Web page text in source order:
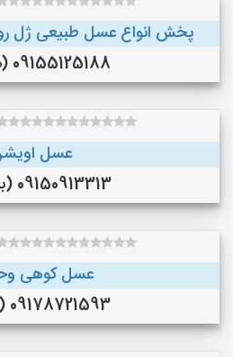
پخش انواع عسل طبیعی ژل
09155125188 (مشهد )
عسل
09150913313 (بیرجند )
عسل کوهی
09178721593 (بوشهر)